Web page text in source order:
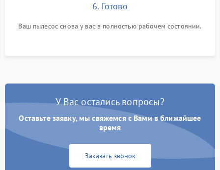
6. Готово
Ваш пылесос снова у вас в полностью рабочем состоянии.
У Вас остались вопросы?
Оставьте заявку, мы свяжемся с Вами в ближайшее
время
Заказать звонок